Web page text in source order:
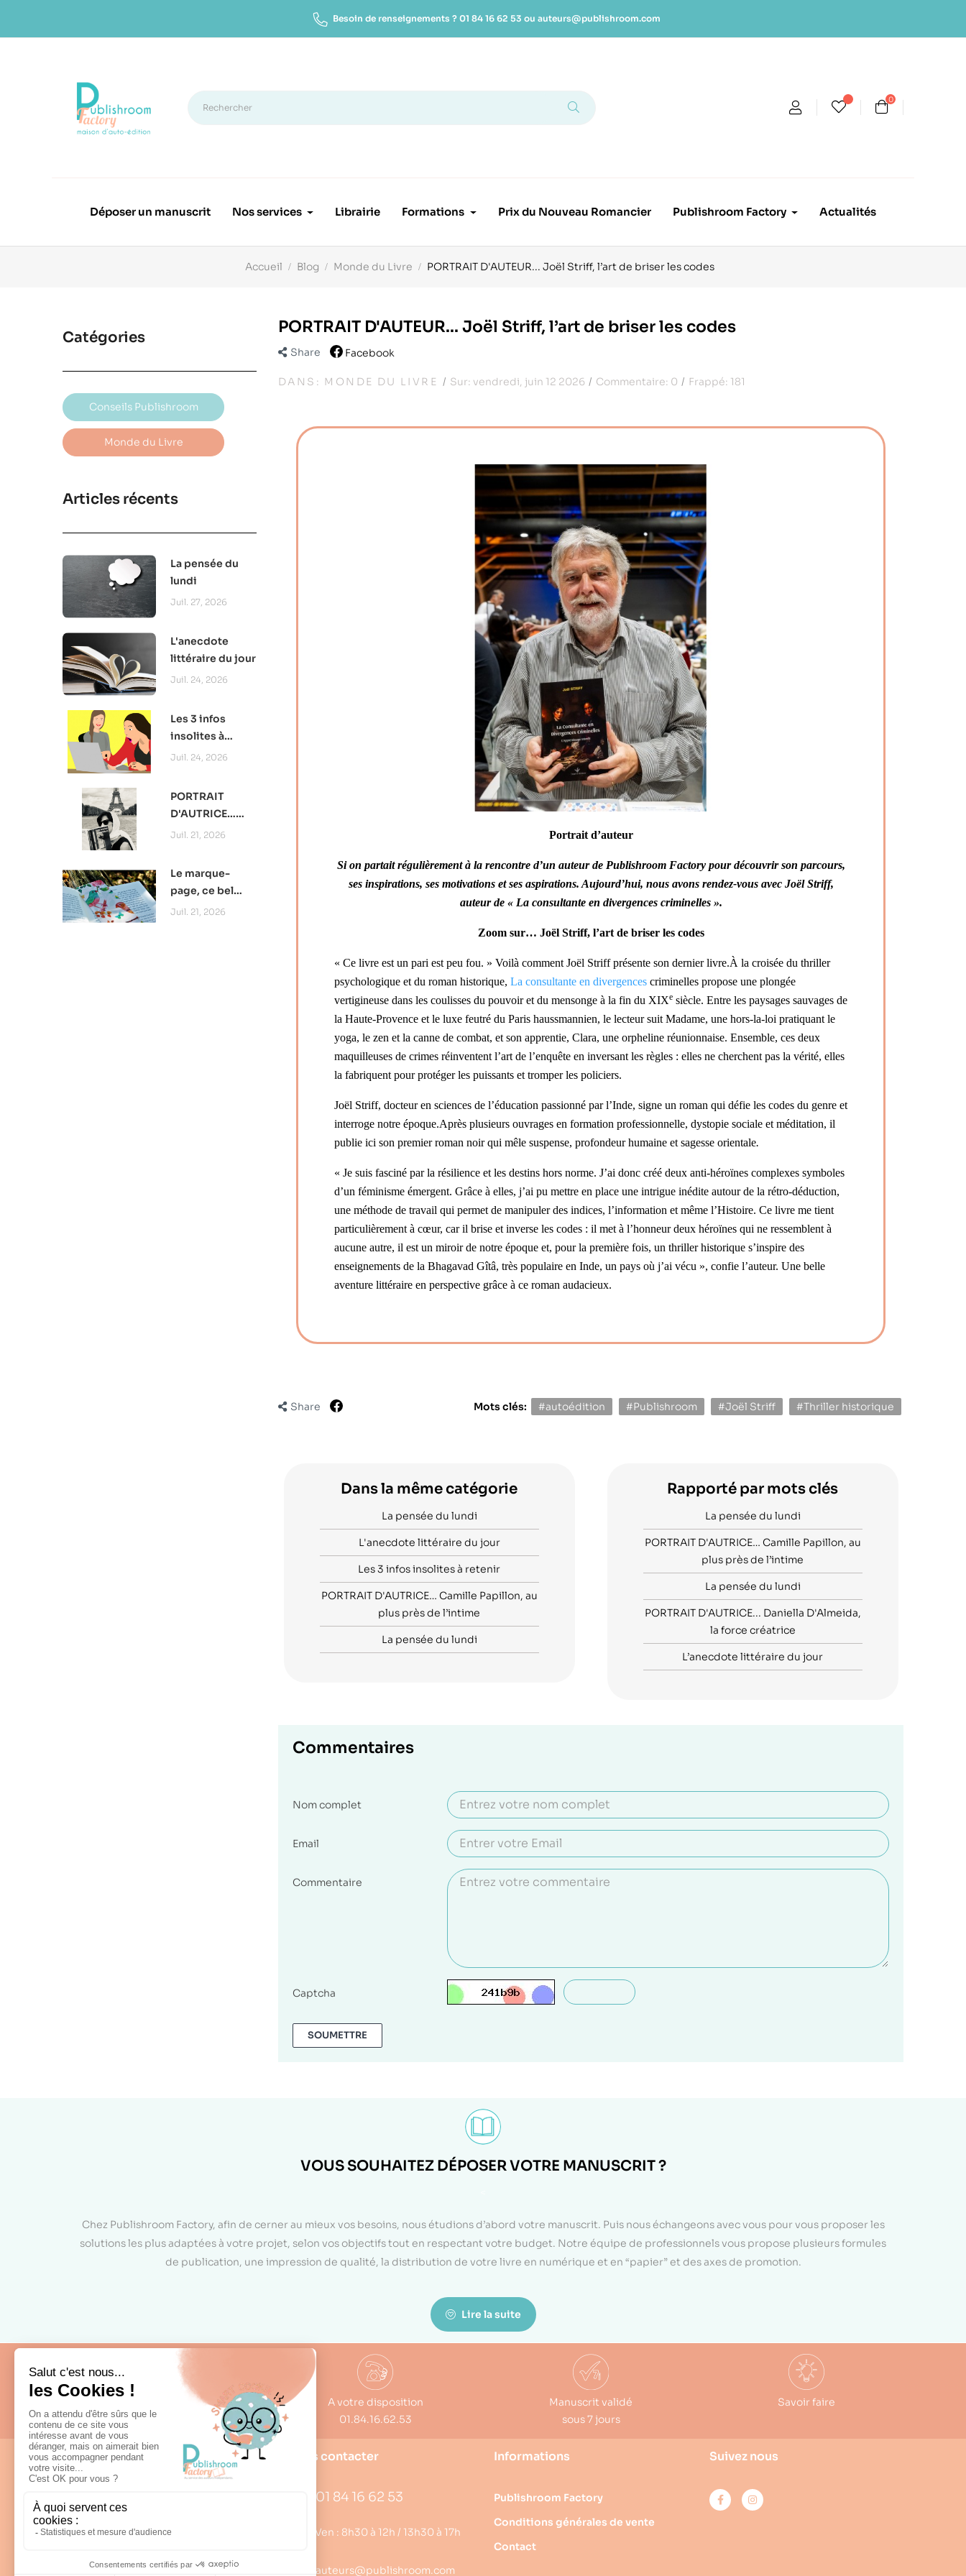
Besoin de renseignements ? 01 84 16 62 53 ou auteurs@publishroom.com
0
Déposer un manuscrit Nos services Librairie Formations Prix du Nouveau Romancier Publishroom Factory Actualités
Accueil Blog Monde du Livre PORTRAIT D'AUTEUR... Joël Striff, l’art de briser les codes
Catégories
Conseils Publishroom
Monde du Livre
Articles récents
La pensée du
lundi
Juil. 27, 2026
L'anecdote
littéraire du jour
Juil. 24, 2026
Les 3 infos
insolites à
retenir
Juil. 24, 2026
PORTRAIT
D'AUTRICE…
Camille
Juil. 21, 2026
Le marque-
page, ce bel
outil de
Juil. 21, 2026
PORTRAIT D'AUTEUR... Joël Striff, l’art de briser les codes
Share Facebook
DANS: MONDE DU LIVRE Sur: vendredi, juin 12 2026 Commentaire: 0 Frappé: 181
Portrait d’auteur
Si on partait régulièrement à la rencontre d’un auteur de Publishroom Factory pour découvrir son parcours,
ses inspirations, ses motivations et ses aspirations. Aujourd’hui, nous avons rendez-vous avec Joël Striff,
auteur de « La consultante en divergences criminelles ».
Zoom sur… Joël Striff, l’art de briser les codes
« Ce livre est un pari est peu fou. » Voilà comment Joël Striff présente son dernier livre.À la croisée du thriller
psychologique et du roman historique, La consultante en divergences criminelles propose une plongée
vertigineuse dans les coulisses du pouvoir et du mensonge à la fin du XIXe siècle. Entre les paysages sauvages de
la Haute-Provence et le luxe feutré du Paris haussmannien, le lecteur suit Madame, une hors-la-loi pratiquant le
yoga, le zen et la canne de combat, et son apprentie, Clara, une orpheline réunionnaise. Ensemble, ces deux
maquilleuses de crimes réinventent l’art de l’enquête en inversant les règles : elles ne cherchent pas la vérité, elles
la fabriquent pour protéger les puissants et tromper les policiers.
Joël Striff, docteur en sciences de l’éducation passionné par l’Inde, signe un roman qui défie les codes du genre et
interroge notre époque.Après plusieurs ouvrages en formation professionnelle, dystopie sociale et méditation, il
publie ici son premier roman noir qui mêle suspense, profondeur humaine et sagesse orientale.
« Je suis fasciné par la résilience et les destins hors norme. J’ai donc créé deux anti-héroïnes complexes symboles
d’un féminisme émergent. Grâce à elles, j’ai pu mettre en place une intrigue inédite autour de la rétro-déduction,
une méthode de travail qui permet de manipuler des indices, l’information et même l’Histoire. Ce livre me tient
particulièrement à cœur, car il brise et inverse les codes : il met à l’honneur deux héroïnes qui ne ressemblent à
aucune autre, il est un miroir de notre époque et, pour la première fois, un thriller historique s’inspire des
enseignements de la Bhagavad Gîtâ, très populaire en Inde, un pays où j’ai vécu », confie l’auteur. Une belle
aventure littéraire en perspective grâce à ce roman audacieux.
Share Mots clés: #autoédition #Publishroom #Joël Striff #Thriller historique
Dans la même catégorie
La pensée du lundi
L'anecdote littéraire du jour
Les 3 infos insolites à retenir
PORTRAIT D'AUTRICE… Camille Papillon, au
plus près de l’intime
La pensée du lundi
Rapporté par mots clés
La pensée du lundi
PORTRAIT D'AUTRICE… Camille Papillon, au
plus près de l’intime
La pensée du lundi
PORTRAIT D'AUTRICE... Daniella D'Almeida,
la force créatrice
L’anecdote littéraire du jour
Commentaires
Nom complet
Email
Commentaire
Captcha
SOUMETTRE
VOUS SOUHAITEZ DÉPOSER VOTRE MANUSCRIT ?
Chez Publishroom Factory, afin de cerner au mieux vos besoins, nous étudions d’abord votre manuscrit. Puis nous échangeons avec vous pour vous proposer les
solutions les plus adaptées à votre projet, selon vos objectifs tout en respectant votre budget. Notre équipe de professionnels vous propose plusieurs formules
de publication, une impression de qualité, la distribution de votre livre en numérique et en “papier” et des axes de promotion.
Lire la suite
Fabrication française
A votre disposition
01.84.16.62.53
Manuscrit validé
sous 7 jours
Savoir faire
Nous contacter
01 84 16 62 53
Lun – Ven : 8h30 à 12h / 13h30 à 17h
auteurs@publishroom.com
Informations
Publishroom Factory
Conditions générales de vente
Contact
Suivez nous